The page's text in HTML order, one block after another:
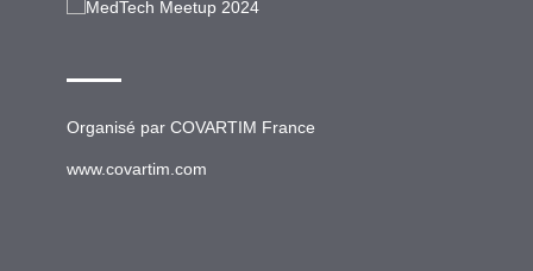
Organisé par COVARTIM France
www.covartim.com